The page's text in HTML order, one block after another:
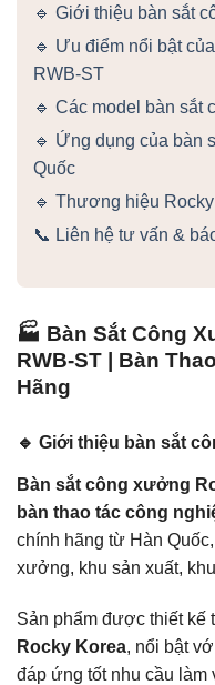
🔹 Giới thiệu bàn sắt
🔹 Ưu điểm nổi bật
RWB-ST
🔹 Các model bàn sắt
🔹 Ứng dụng của bàn
Quốc
🔹 Thương hiệu
📞 Liên hệ tư vấn &
🏭 Bàn Sắt Công
RWB-ST | Bàn
Hãng
🔹 Giới thiệu bàn sắt
Bàn sắt công xưởng
bàn thao tác công
chính hãng từ Hàn
xưởng, khu sản xuất,
Sản phẩm được thiết kế
Rocky Korea, nổi bật
đáp ứng tốt nhu cầu